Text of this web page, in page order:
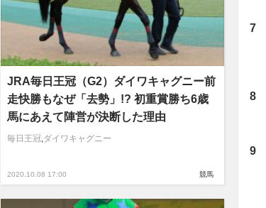
2020.10.08 17:00
JRA毎日王冠（G2）ダイワキャグニー前
走快勝もなぜ「去勢」!? 初重賞勝ち6歳
馬にあえて陣営が決断した理由
毎日王冠,ダイワキャグニー
競馬